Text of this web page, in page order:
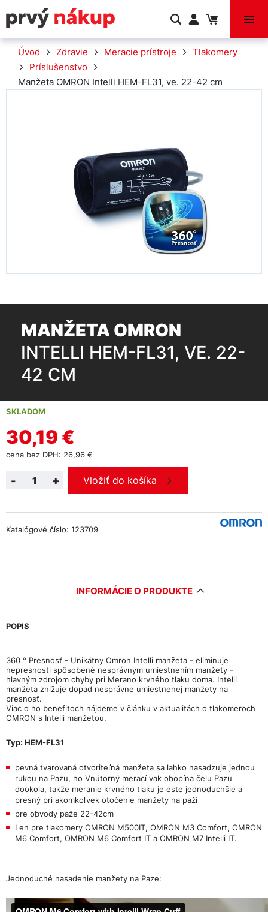
VÝPREDAJ
Úvod Zdravie Meracie prístroje
Tlakomery
Príslušenstvo
Manžeta OMRON Intelli HEM-FL31, ve. 22-42 cm
MANŽETA OMRON
INTELLI HEM-FL31, VE. 22-
42 CM
SKLADOM
30,19 €
cena bez DPH: 26,96 €
+
- Vložiť do košíka
Katalógové číslo: 123709
INFORMÁCIE O PRODUKTE
POPIS
360 ° Presnosť - Unikátny Omron Intelli manžeta - eliminuje
nepresnosti spôsobené nesprávnym umiestnením manžety -
hlavným zdrojom chyby pri Merano krvného tlaku doma. Intelli
manžeta znižuje dopad nesprávne umiestnenej manžety na
presnosť.
Viac o ho benefitoch nájdeme v článku v aktualitách o tlakomeroch
OMRON s Intelli manžetou.
Typ: HEM-FL31
pevná tvarovaná otvoriteľná manžeta sa lahko nasadzuje jednou
rukou na Pazu, ho Vnútorný merací vak obopína čelu Pazu
dookola, takže meranie krvného tlaku je este jednoduchšie a
presný pri akomkoľvek otočenie manžety na paži
pre obvody paže 22-42cm
Len pre tlakomery OMRON M500IT, OMRON M3 Comfort, OMRON
M6 Comfort, OMRON M6 Comfort IT a OMRON M7 Intelli IT.
Jednoduché nasadenie manžety na Paze: